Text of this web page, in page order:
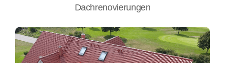
Dachrenovierungen